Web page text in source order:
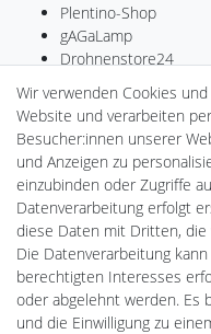
Plentino-Shop
gAGaLamp
Drohnenstore24
MeinUSB
Batteriespeicher
PlentiSolar
Gebrauchtlicht
Ledkauf
DEYESOLAR
Lightech Connect
CardanLight Europe
FORTIMO LEDs
LED-RETROSHOP
Wallbox24
Wir verwenden Cookies
Website und verarbeiten
Besucher:innen unserer
und Anzeigen zu
einzubinden oder Zugriffe
Datenverarbeitung erfolgt
diese Daten mit Dritten,
Die Datenverarbeitung
berechtigten Interesses
oder abgelehnt werden. Es
und die Einwilligung zu